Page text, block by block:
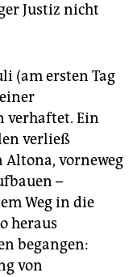
Justiz nicht
(am ersten Tag
verhaftet. Ein
verließ
Altona, vorneweg
–
Weg in die
heraus
begangen:
von